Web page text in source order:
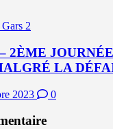
2
2ÈME
LA
2023 0